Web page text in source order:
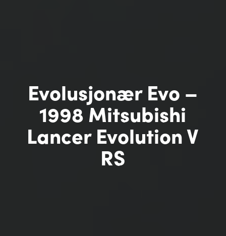
Evolusjonær Evo –
1998 Mitsubishi
Lancer Evolution V
RS